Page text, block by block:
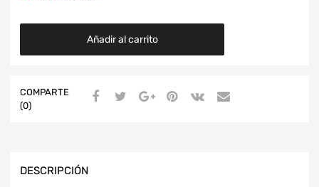
Añadir al carrito
COMPARTE
(0)
DESCRIPCIÓN